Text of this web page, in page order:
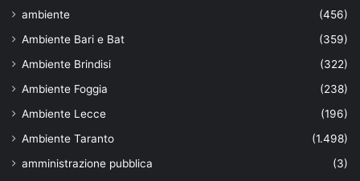
ambiente
(456)
Ambiente Bari e Bat
(359)
Ambiente Brindisi
(322)
Ambiente Foggia
(238)
Ambiente Lecce
(196)
Ambiente Taranto
(1.498)
amministrazione pubblica
(3)